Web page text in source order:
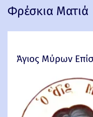
Φρέσκια Ματιά
Άγιος Μύρων